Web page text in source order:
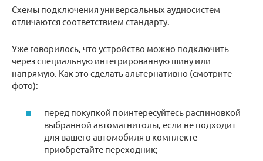
Схемы подключения универсальных аудиосистем
отличаются соответствием стандарту.
Уже говорилось, что устройство можно подключить
через специальную интегрированную шину или
напрямую. Как это сделать альтернативно (смотрите
фото):
перед покупкой поинтересуйтесь распиновкой
выбранной автомагнитолы, если не подходит
для вашего автомобиля в комплекте
приобретайте переходник;